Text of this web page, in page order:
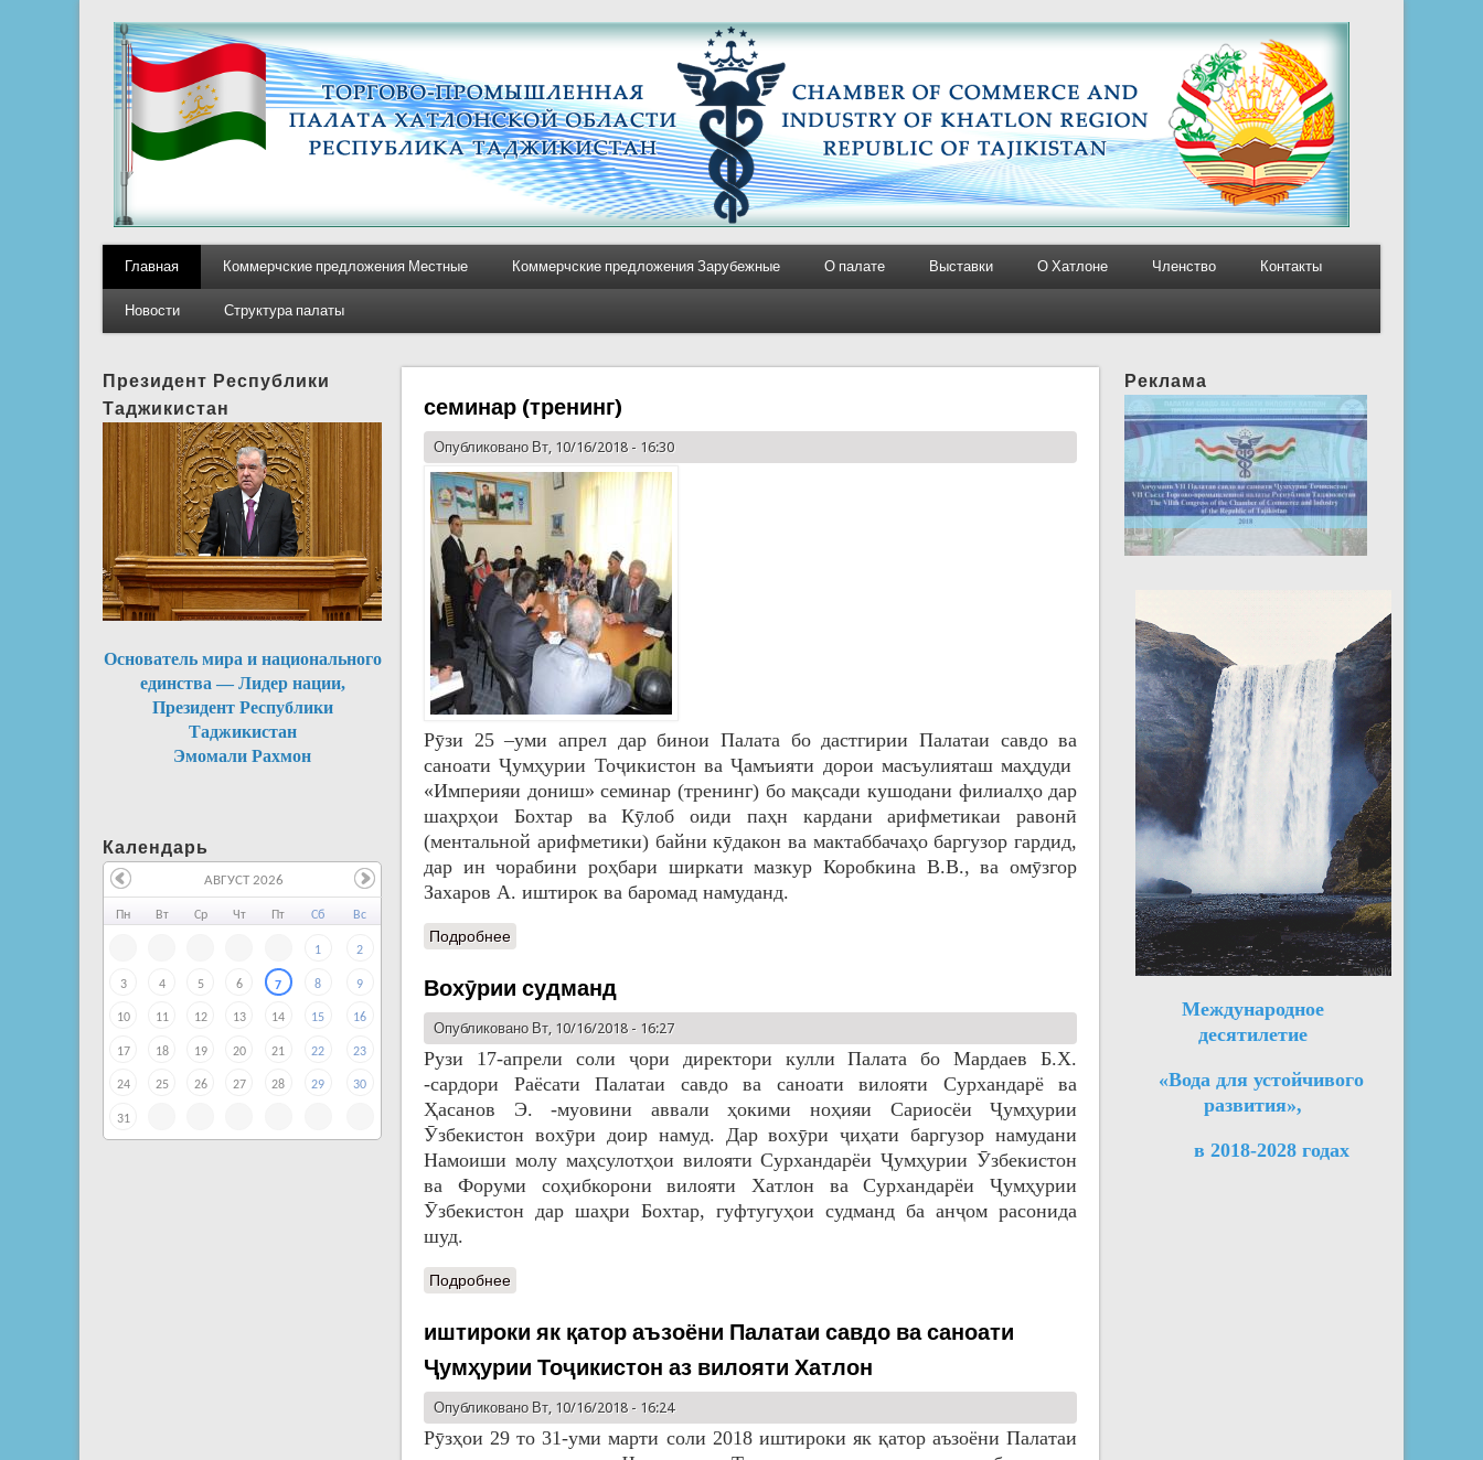
Главная Коммерчские предложения Местные Коммерчские предложения Зарубежные О палате Выставки О Хатлоне Членство Контакты
Новости Структура палаты
семинар (тренинг)
Опубликовано Вт, 10/16/2018 - 16:30
Рӯзи 25 –уми апрел дар бинои Палата бо дастгирии Палатаи савдо ва
саноати Ҷумҳурии Тоҷикистон ва Ҷамъияти дорои масъулияташ маҳдуди
«Империяи дониш» семинар (тренинг) бо мақсади кушодани филиалҳо дар
шаҳрҳои Бохтар ва Кӯлоб оиди паҳн кардани арифметикаи равонӣ
(ментальной арифметики) байни кӯдакон ва мактаббачаҳо баргузор гардид,
дар ин чорабини роҳбари ширкати мазкур Коробкина В.В., ва омӯзгор
Захаров А. иштирок ва баромад намуданд.
Подробнее
Вохӯрии судманд
Опубликовано Вт, 10/16/2018 - 16:27
Рузи 17-апрели соли ҷори директори кулли Палата бо Мардаев Б.Х.
-сардори Раёсати Палатаи савдо ва саноати вилояти Сурхандарё ва
Ҳасанов Э. -муовини аввали ҳокими ноҳияи Сариосёи Ҷумҳурии
Ӯзбекистон вохӯри доир намуд. Дар вохӯри ҷиҳати баргузор намудани
Намоиши молу маҳсулотҳои вилояти Сурхандарёи Ҷумҳурии Ӯзбекистон
ва Форуми соҳибкорони вилояти Хатлон ва Сурхандарёи Ҷумҳурии
Ӯзбекистон дар шаҳри Бохтар, гуфтугуҳои судманд ба анҷом расонида
шуд.
Подробнее
иштироки як қатор аъзоёни Палатаи савдо ва саноати
Ҷумҳурии Тоҷикистон аз вилояти Хатлон
Опубликовано Вт, 10/16/2018 - 16:24
Рӯзҳои 29 то 31-уми марти соли 2018 иштироки як қатор аъзоёни Палатаи
Президент Республики
Таджикистан
Основатель мира и национального
единства — Лидер нации,
Президент Республики
Таджикистан
Эмомали Рахмон
Календарь
Пн Вт Ср Чт Пт Сб Вс
1 2
3 4 5 6 7 8 9
10 11 12 13 14 15 16
17 18 19 20 21 22 23
24 25 26 27 28 29 30
31
АВГУСТ 2026
Реклама
Международное
десятилетие
«Вода для устойчивого
развития»,
в 2018-2028 годах